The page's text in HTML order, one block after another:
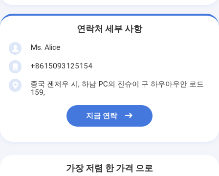
연락처 세부 사항
Ms. Alice
+8615093125154
중국 젠저우 시, 하남 PC의 진슈이 구 하우아우안 로드
159,
지금 연락
가장 저렴 한 가격 으로